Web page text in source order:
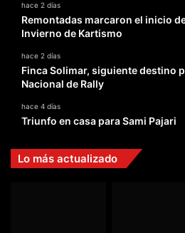
hace 2 días
Remontadas marcaron el inicio
Invierno de Kartismo
hace 2 días
Finca Solimar, siguiente destino
Nacional de Rally
hace 4 días
Triunfo en casa para Sami Pajari
Lo más actualizado